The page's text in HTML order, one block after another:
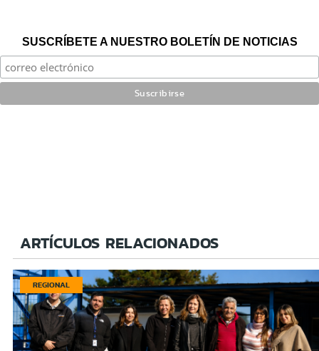
SUSCRÍBETE A NUESTRO BOLETÍN DE NOTICIAS
ARTÍCULOS RELACIONADOS
REGIONAL